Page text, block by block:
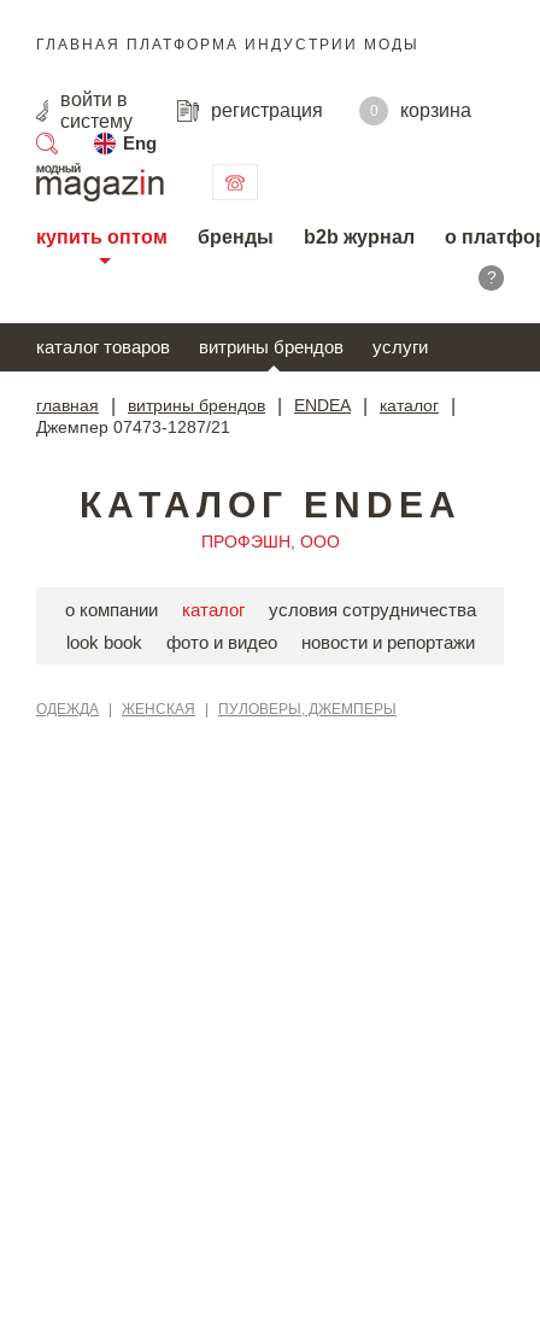
ГЛАВНАЯ ПЛАТФОРМА ИНДУСТРИИ МОДЫ
войти в
систему
регистрация 0
корзина
Eng
поиск
купить оптом бренды b2b журнал о
?
каталог товаров витрины брендов услуги
главная витрины брендов ENDEA каталог
Джемпер 07473-1287/21
КАТАЛОГ ENDEA
ПРОФЭШН, ООО
о компании каталог
условия сотрудничества
look book
фото и видео новости и репортажи
ОДЕЖДА ЖЕНСКАЯ ПУЛОВЕРЫ, ДЖЕМПЕРЫ